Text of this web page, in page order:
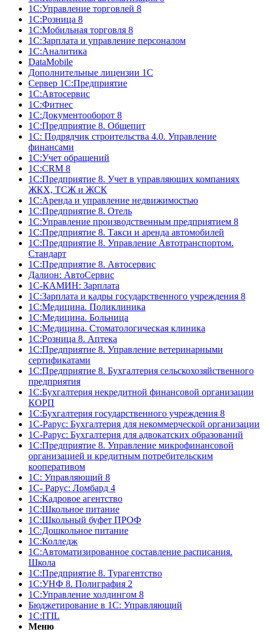
1С:Управление торговлей 8
1С:Розница 8
1С:Мобильная торговля 8
1С:Зарплата и управление персоналом
1С:Аналитика
DataMobile
Дополнительные лицензии 1С
Сервер 1С:Предприятие
1С:Автосервис
1С:Фитнес
1С:Документооборот 8
1С:Предприятие 8. Общепит
1С: Подрядчик строительства 4.0. Управление
финансами
1С:Учет обращений
1C:CRM 8
1С:Предприятие 8. Учет в управляющих компаниях
ЖКХ, ТСЖ и ЖСК
1С:Аренда и управление недвижимостью
1С:Предприятие 8. Отель
1C:Управление производственным предприятием 8
1C:Предприятие 8. Такси и аренда автомобилей
1С:Предприятие 8. Управление Автотранспортом.
Стандарт
1C:Предприятие 8. Автосервис
Далион: АвтоСервис
1С-КАМИН: Зарплата
1С:Зарплата и кадры государственного учреждения 8
1С:Медицина. Поликлиника
1С:Медицина. Больница
1С:Медицина. Стоматологическая клиника
1С:Розница 8. Аптека
1C:Предприятие 8. Управление ветеринарными
сертификатами
1С:Предприятие 8. Бухгалтерия сельскохозяйственного
предприятия
1C:Бухгалтерия некредитной финансовой организации
КОРП
1С:Бухгалтерия государственного учреждения 8
1С-Рарус: Бухгалтерия для некоммерческой организации
1С-Рарус: Бухгалтерия для адвокатских образований
1С:Предприятие 8. Управление микрофинансовой
организацией и кредитным потребительским
кооперативом
1С: Управляющий 8
1С- Рарус: Ломбард 4
1С:Кадровое агентство
1С:Школьное питание
1С:Школьный буфет ПРОФ
1C:Дошкольное питание
1С:Колледж
1С:Автоматизированное составление расписания.
Школа
1С:Предприятие 8. Турагентство
1С:УНФ 8. Полиграфия 2
1С:Управление холдингом 8
Бюджетирование в 1С: Управляющий
1С:ITIL
Меню